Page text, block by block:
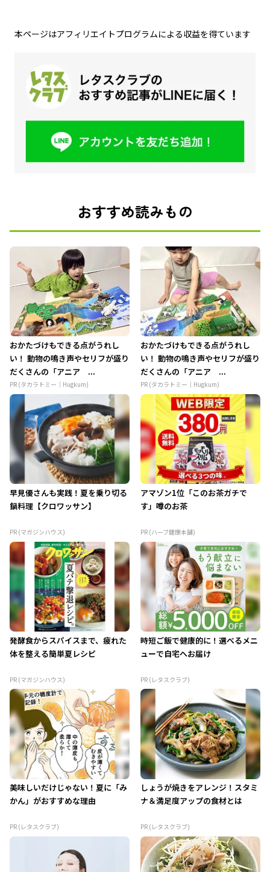
本ページはアフィリエイトプログラムによる収益を得ています
おすすめ読みもの
おかたづけもできる点がうれし
い！ 動物の鳴き声やセリフが盛り
だくさんの「アニア ...
PR (タカラトミー｜Hugkum)
おかたづけもできる点がうれし
い！ 動物の鳴き声やセリフが盛り
だくさんの「アニア ...
PR (タカラトミー｜Hugkum)
早見優さんも実践！夏を乗り切る
鍋料理【クロワッサン】
PR (マガジンハウス)
アマゾン1位「このお茶ガチで
す」噂のお茶
PR (ハーブ健康本舗)
発酵食からスパイスまで、疲れた
体を整える簡単夏レシピ
PR (マガジンハウス)
時短ご飯で健康的に！選べるメニ
ューで自宅へお届け
PR (レタスクラブ)
美味しいだけじゃない！夏に「み
かん」がおすすめな理由
PR (レタスクラブ)
しょうが焼きをアレンジ！スタミ
ナ＆満足度アップの食材とは
PR (レタスクラブ)